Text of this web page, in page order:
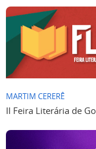
MARTIM CERERÊ
II Feira Literária de